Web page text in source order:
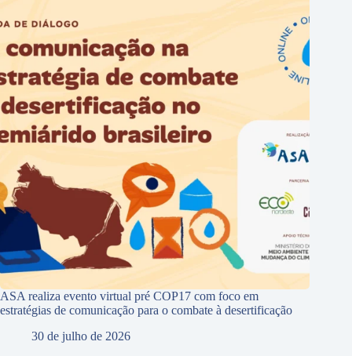
ASA realiza evento virtual pré COP17 com foco em
estratégias de comunicação para o combate à desertificação
30 de julho de 2026